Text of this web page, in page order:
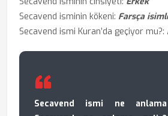
Secavend isminin kökeni: Farsça
Secavend ismi Kuran’da geçiyor mu?:
Secavend ismi ne